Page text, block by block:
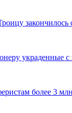
закончилось
украденные с
более 3